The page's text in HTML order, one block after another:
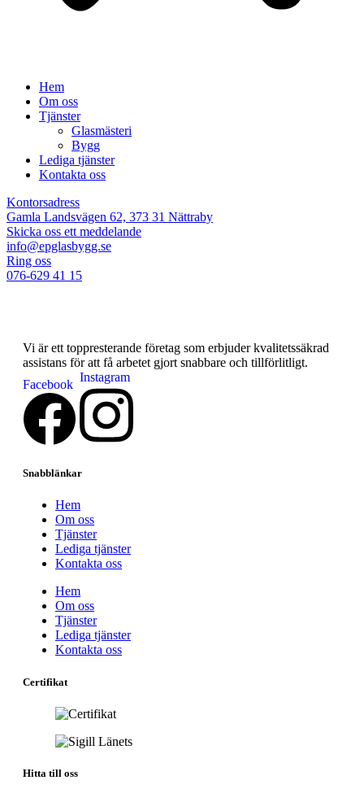
Hem
Om oss
Tjänster
Glasmästeri
Bygg
Lediga tjänster
Kontakta oss
Kontorsadress
Gamla Landsvägen 62, 373 31 Nättraby
Skicka oss ett meddelande
info@epglasbygg.se
Ring oss
076-629 41 15
Vi är ett toppresterande företag som erbjuder kvalitetssäkrad
assistans för att få arbetet gjort snabbare och tillförlitligt.
Facebook
Instagram
Snabblänkar
Hem
Om oss
Tjänster
Lediga tjänster
Kontakta oss
Hem
Om oss
Tjänster
Lediga tjänster
Kontakta oss
Certifikat
Hitta till oss